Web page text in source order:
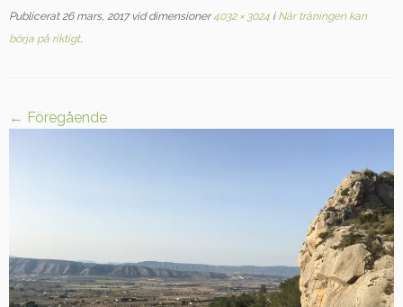
Publicerat 26 mars, 2017vid dimensioner4032 × 3024 iNär träningen kan
börja på riktigt.
← Föregående